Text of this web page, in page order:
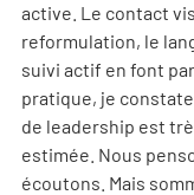
active. Le contact
reformulation, le
suivi actif en font
pratique, je
de leadership est
estimée. Nous
écoutons. Mais